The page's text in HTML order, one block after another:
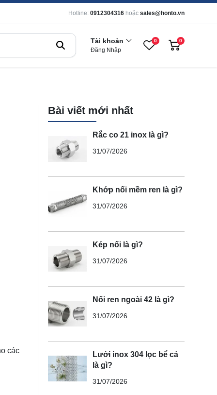
Hotline: 0912304316 hoặc sales@honto.vn
Tài khoản
Đăng Nhập
0 0
các
Bài viết mới nhất
Rắc co 21 inox là gì?
31/07/2026
Khớp nối mềm ren là gì?
31/07/2026
Kép nối là gì?
31/07/2026
Nối ren ngoài 42 là gì?
31/07/2026
Lưới inox 304 lọc bể cá
là gì?
31/07/2026